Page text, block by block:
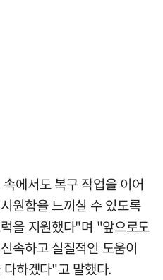
에서도 복구 작업을 이어
원함을 느끼실 수 있도록
을 지원했다"며 "앞으로도
속하고 실질적인 도움이
하겠다"고 말했다.